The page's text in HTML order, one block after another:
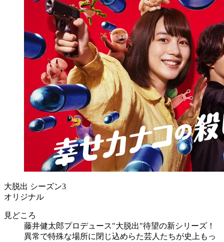
大脱出 シーズン3
オリジナル
見どころ
藤井健太郎プロデュース"大脱出"待望の新シリーズ！
異常で特殊な場所に閉じ込めらた芸人たちが史上もっ